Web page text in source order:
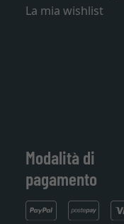
La mia wishlist
Modalità di
pagamento